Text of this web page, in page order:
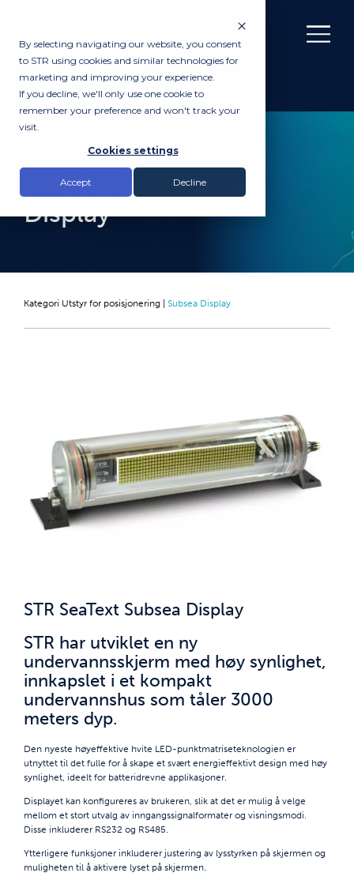
By selecting navigating our website, you consent
to STR using cookies and similar technologies for
marketing and improving your experience.
If you decline, we'll only use one cookie to
remember your preference and won't track your
visit.
Cookies settings
Accept Decline
STR SeaText Subsea
Display
Kategori Utstyr for posisjonering Subsea Display
STR SeaText Subsea Display
STR har utviklet en ny
undervannsskjerm med høy synlighet,
innkapslet i et kompakt
undervannshus som tåler 3000
meters dyp.
Den nyeste høyeffektive hvite LED-punktmatriseteknologien er
utnyttet til det fulle for å skape et svært energieffektivt design med høy
synlighet, ideelt for batteridrevne applikasjoner.
Displayet kan konfigureres av brukeren, slik at det er mulig å velge
mellom et stort utvalg av inngangssignalformater og visningsmodi.
Disse inkluderer RS232 og RS485.
Ytterligere funksjoner inkluderer justering av lysstyrken på skjermen og
muligheten til å aktivere lyset på skjermen.